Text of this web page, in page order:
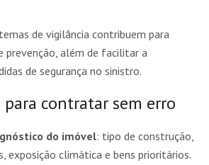
de vigilância contribuem para
prevenção, além de facilitar a
de segurança no sinistro.
para contratar sem erro
do imóvel: tipo de construção,
exposição climática e bens prioritários.